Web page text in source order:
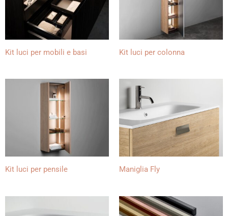
Kit luci per mobili e basi Kit luci per colonna
Kit luci per pensile Maniglia Fly